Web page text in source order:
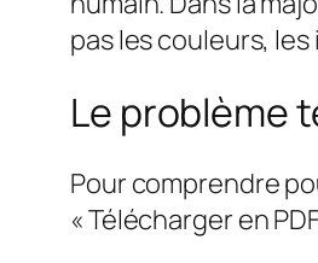
pas les couleurs,
Le problème
Pour comprendre
« Télécharger en